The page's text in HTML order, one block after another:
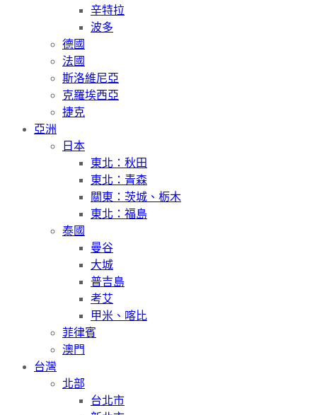
辛特拉
波多
德國
法國
斯洛維尼亞
克羅埃西亞
捷克
亞洲
日本
東北：秋田
東北：青森
關東：茨城、栃木
東北：福島
泰國
曼谷
大城
普吉島
考艾
甲米、喀比
菲律賓
澳門
台灣
北部
台北市